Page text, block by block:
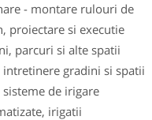
- montare rulouri de
proiectare si executie
parcuri si alte spatii
intretinere gradini si spatii
sisteme de irigare
irigatii